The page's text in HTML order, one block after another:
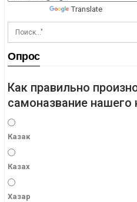
Translate
Опрос
Как правильно
самоназвание нашего
Казак
Казах
Хазар